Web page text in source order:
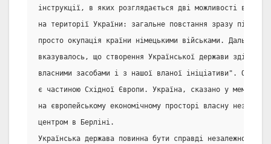
інструкції, в яких розглядається дві можливості в разі
на території України: загальне повстання зразу після
просто окупація країни німецькими військами. Дальше в
вказувалось, що створення Української держави
власними засобами і з нашої вланої ініціативи". ОУН
є частиною Східної Європи. Україна, сказано у
на європейському економічному просторі власну
центром в Берліні.
Українська держава повинна бути справді незалежною.